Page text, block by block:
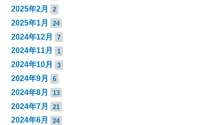
2025年2月 2
2025年1月 24
2024年12月 7
2024年11月 1
2024年10月 3
2024年9月 6
2024年8月 13
2024年7月 21
2024年6月 24